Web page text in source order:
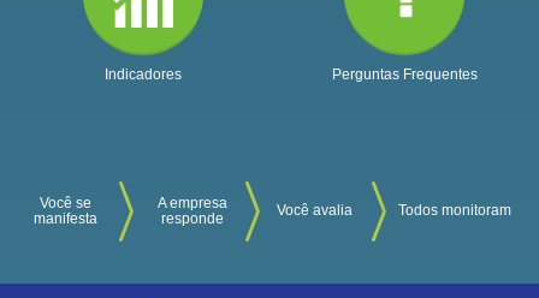
Indicadores Perguntas Frequentes
Você se
manifesta
A empresa
responde
Você avalia Todos monitoram